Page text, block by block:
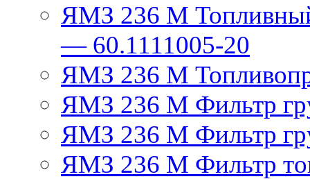
ЯМЗ 236 М
— 60.1111005-20
ЯМЗ 236 М
ЯМЗ 236 М Фильтр
ЯМЗ 236 М Фильтр
ЯМЗ 236 М Фильтр